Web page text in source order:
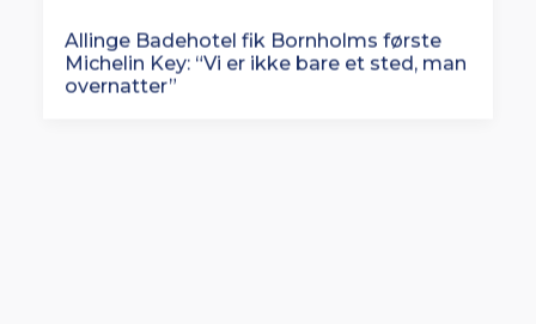
Allinge Badehotel fik Bornholms første
Michelin Key: “Vi er ikke bare et sted, man
overnatter”